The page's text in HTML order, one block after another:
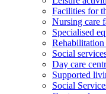
Facilities for
Nursing care
Specialised
Rehabilitation
Social
Day care
Supported
Social